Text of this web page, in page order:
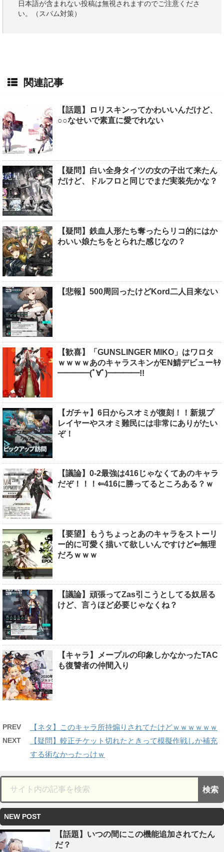
日本語が含まれない投稿は無視されますのでご注意くださ
い。（スパム対策）
関連記事
【話題】ロリスキンってかわいいんだけど、
○○なせいで素直に愛でれない
【疑問】白い全身タイツの女の子出て来たん
だけど、ドルフロと同じでまだ実装先かな？
【疑問】鉄血人形たち奪ったらリコ的にはか
わいい娘たちをとられた感じなの？
【悲報】500周回ったけどKord二人目来ない
【歓喜】「GUNSLINGER MIKO」はワロタ
ｗｗｗｗあのキャラスキンがEN鯖デビューｷﾀ
━━━━(ﾟ∀ﾟ)━━━━!!
【ガチャ】6日からスオミが復刻！！新規プ
レイヤーやスオミ難民には非常にありがたい
ぞ！
【議論】0-2最強は416じゃなくてあのキャラ
だぞ！！！⇐416に勝ってるところある？ｗ
【要望】もうちょっとあのキャラをストーリ
ー的に可愛く描いて欲しいんですけど⇐無理
だろｗｗｗ
【議論】頑張ってZas引こうとしてる奴居る
けど、言うほど必要じゃなくね？
【キャラ】メープルの印象しかなかったTAC
も復讐者の仲間入り
PREV 【ネタ】このキャラ所持煽りされてたけどｗｗｗｗｗｗ
NEXT
【疑問】較正チケット切れたときって模擬作戦しか補充
する術なかったっけｗ
NEW POST
【話題】いつの間にこの機能追加されてたん
だ？